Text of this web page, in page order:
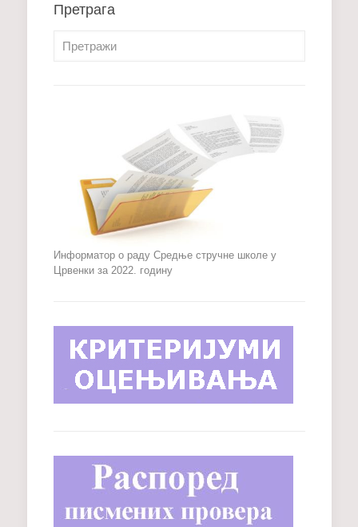
Претрага
Информатор о раду Средње стручне школе у
Црвенки за 2022. годину